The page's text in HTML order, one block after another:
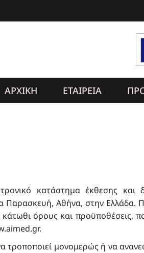
ΑΡΧΙΚΗ ΕΤΑΙΡΕΙΑ
κατάστημα έκθεσης και
Αθήνα, στην Ελλάδα.
όρους και προϋποθέσεις,
τροποποιεί μονομερώς ή να